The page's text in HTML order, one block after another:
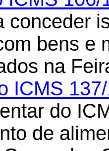
conceder
bens e
na
ICMS
do
de